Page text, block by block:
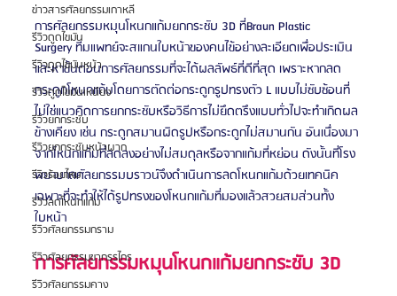
ข่าวสารศัลยกรรมเกาหลี
รีวิวดูดไขมัน
รีวิวดูดไขมันหน้า
รีวิวดูดไขมันเหนียง
รีวิวยกกระชับ
รีวิวยกกระชับหน้าผาก
รีวิวร้อยไหม
รีวิวลดโหนกแก้ม
รีวิวศัลยกรรมกราม
รีวิวศัลยกรรมขากรรไกร
รีวิวศัลยกรรมคาง
การศัลยกรรมหมุนโหนกแก้มยกกระชับ 3D ที่Braun Plastic
Surgery ทีมแพทย์จะสแกนใบหน้าของคนไข้อย่างละเอียดเพื่อประเมิน
และหาขั้นตอนการศัลยกรรมที่จะได้ผลลัพธ์ที่ดีที่สุด เพราะหากลด
กระดูกโหนกแก้มโดยการตัดต่อกระดูกรูปทรงตัว L แบบไม่ซับซ้อนที่
ไม่ใช่แนวคิดการยกกระชับหรือวิธีการไม่ยึดตรึงแบบทั่วไปจะทำเกิดผล
ข้างเคียง เช่น กระดูกสมานผิดรูปหรือกระดูกไม่สมานกัน อันเนื่องมา
จากโหนกแก้มที่ลดลงอย่างไม่สมดุลหรือจากแก้มที่หย่อน ดังนั้นที่โรง
พยาบาลศัลยกรรมบราวน์จึงดำเนินการลดโหนกแก้มด้วยเทคนิค
เฉพาะที่จะทำให้ได้รูปทรงของโหนกแก้มที่มองแล้วสวยสมส่วนทั้ง
ใบหน้า
การศัลยกรรมหมุนโหนกแก้มยกกระชับ 3D